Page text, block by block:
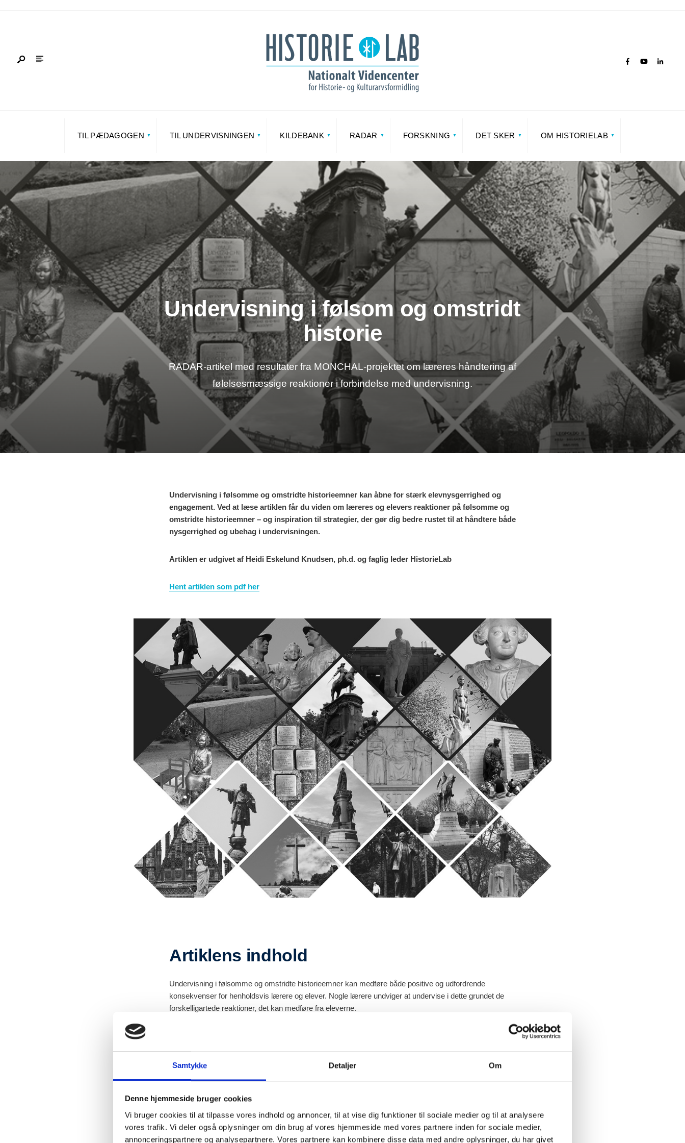
Samtykke Detaljer Om
Denne hjemmeside bruger cookies
Vi bruger cookies til at tilpasse vores indhold og annoncer, til at vise dig funktioner til sociale medier og til at analysere
vores trafik. Vi deler også oplysninger om din brug af vores hjemmeside med vores partnere inden for sociale medier,
annonceringspartnere og analysepartnere. Vores partnere kan kombinere disse data med andre oplysninger, du har givet
TIL PÆDAGOGEN TIL UNDERVISNINGEN KILDEBANK RADAR FORSKNING DET SKER OM HISTORIELAB
Undervisning i følsom og omstridt
historie
RADAR-artikel med resultater fra MONCHAL-projektet om læreres håndtering af
følelsesmæssige reaktioner i forbindelse med undervisning.
Undervisning i følsomme og omstridte historieemner kan åbne for stærk elevnysgerrighed og
engagement. Ved at læse artiklen får du viden om læreres og elevers reaktioner på følsomme og
omstridte historieemner – og inspiration til strategier, der gør dig bedre rustet til at håndtere både
nysgerrighed og ubehag i undervisningen.
Artiklen er udgivet af Heidi Eskelund Knudsen, ph.d. og faglig leder HistorieLab
Hent artiklen som pdf her
Artiklens indhold
Undervisning i følsomme og omstridte historieemner kan medføre både positive og udfordrende
konsekvenser for henholdsvis lærere og elever. Nogle lærere undviger at undervise i dette grundet de
forskelligartede reaktioner, det kan medføre fra eleverne.
lærere og undervisere i forbindelse med undervisning i følsomme og omstridte historieemner. Projektet
følelsesmæssige reaktioner ifm. denne undervisning, hvor særligt sidstnævntes resultater præsenteres i